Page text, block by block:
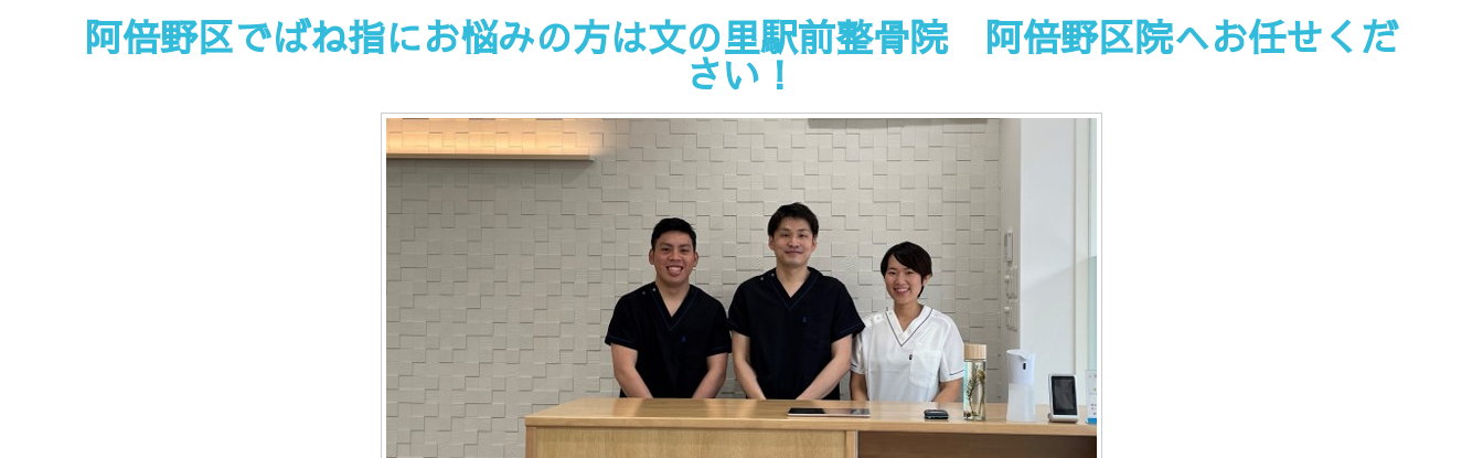
阿倍野区でばね指にお悩みの方は文の里駅前整骨院 阿倍野区院へお任せくだ
さい！